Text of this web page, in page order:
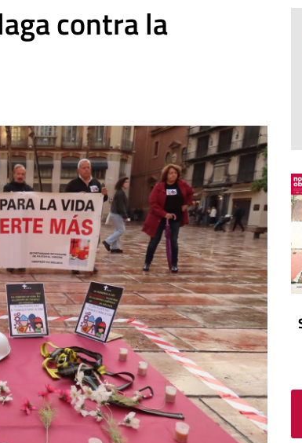
La oración de cada día
El atrio
In memoriam
Blog De paso…
Viñeta
Tribuna
Blog Sembrando sueños,
recogiendo humanidad
Blog Mensajes guardados
La columna
contra la